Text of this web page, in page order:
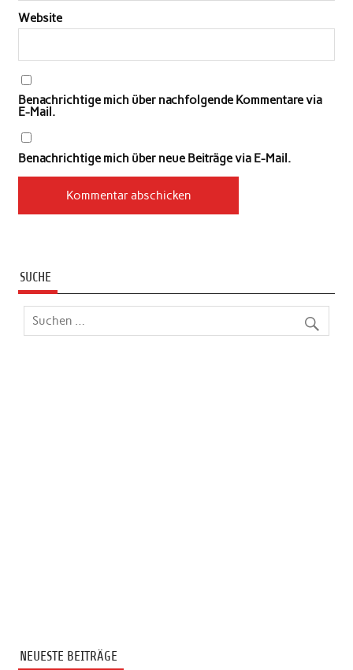
Website
Benachrichtige mich über nachfolgende Kommentare via
E-Mail.
Benachrichtige mich über neue Beiträge via E-Mail.
SUCHE
NEUESTE BEITRÄGE